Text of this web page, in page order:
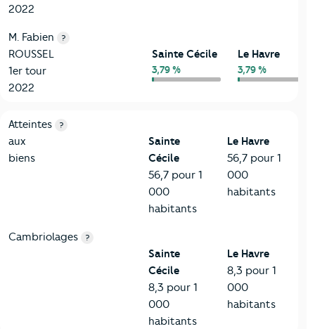
2022
M. Fabien
ROUSSEL
1er tour
2022
?
Sainte Cécile
3,79 %
Le Havre
3,79 %
7-Sécurité
Critères
Atteintes
aux
biens
?
Sainte
Cécile
56,7 pour 1
000
habitants
Le Havre
56,7 pour 1
000
habitants
Cambriolages ?
Sainte
Cécile
8,3 pour 1
000
habitants
Le Havre
8,3 pour 1
000
habitants